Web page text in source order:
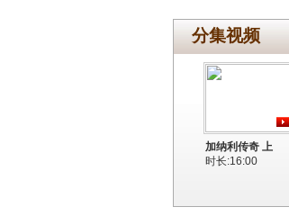
分集视频
加纳利传奇 上
时长:16:00